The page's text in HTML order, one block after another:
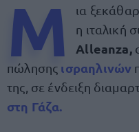
Μ ια
η ιταλική
Alleanza,
πώλησης ισραηλινών
της, σε ένδειξη
στη Γάζα.